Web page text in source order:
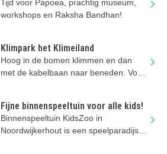
Tijd voor Papoea, prachtig museum,
workshops en Raksha Bandhan!
Klimpark het Klimeiland
Hoog in de bomen klimmen en dan
met de kabelbaan naar beneden. Voor
Fijne binnenspeeltuin voor alle kids!
Binnenspeeltuin KidsZoo in
Noordwijkerhout is een speelparadijs